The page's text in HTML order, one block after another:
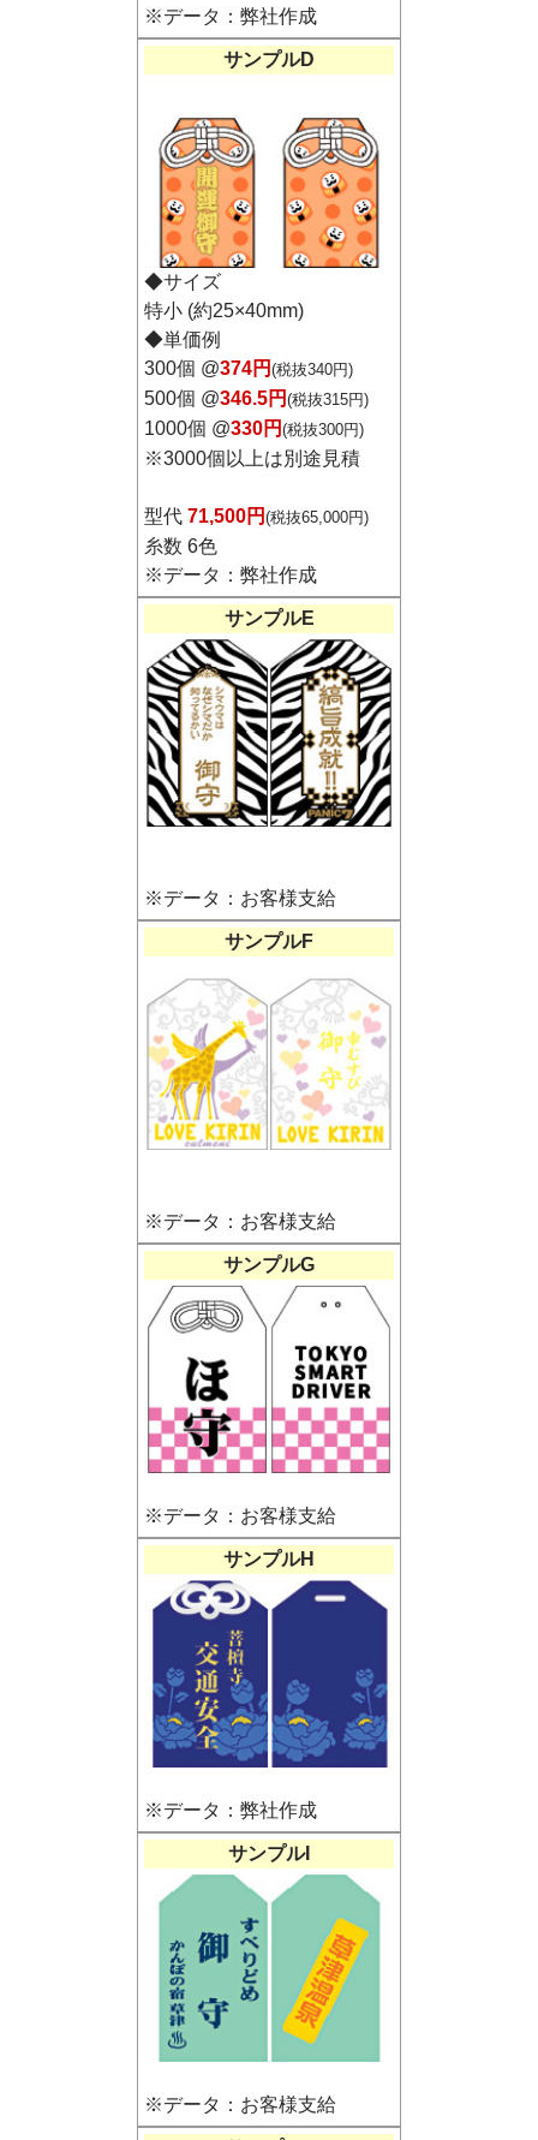
※データ：弊社作成
サンプルD
◆サイズ
特小 (約25×40mm)
◆単価例
300個 @374円 (税抜340円)
500個 @346.5円 (税抜315円)
1000個 @330円 (税抜300円)
※3000個以上は別途見積
型代 71,500円 (税抜65,000円)
糸数 6色
※データ：弊社作成
サンプルE
※データ：お客様支給
サンプルF
※データ：お客様支給
サンプルG
※データ：お客様支給
サンプルH
※データ：弊社作成
サンプルI
※データ：お客様支給